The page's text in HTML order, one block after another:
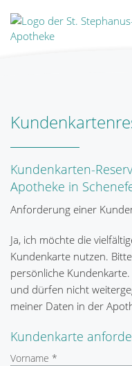
Kundenkarten-
Apotheke in
Anforderung einer
Ja, ich möchte die
Kundenkarte nutzen.
persönliche
und dürfen nicht
meiner Daten in der
Kundenkarte
Vorname *